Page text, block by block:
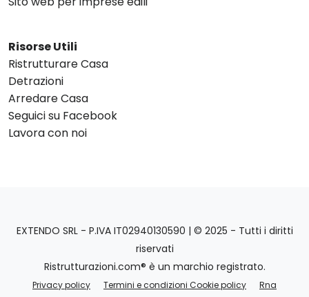
Risorse Utili
Ristrutturare Casa
Detrazioni
Arredare Casa
Seguici su Facebook
Lavora con noi
EXTENDO SRL - P.IVA IT02940130590 | © 2025 - Tutti i diritti
riservati
Ristrutturazioni.com® è un marchio registrato.
Privacy policy Termini e condizioni Cookie policy Rna